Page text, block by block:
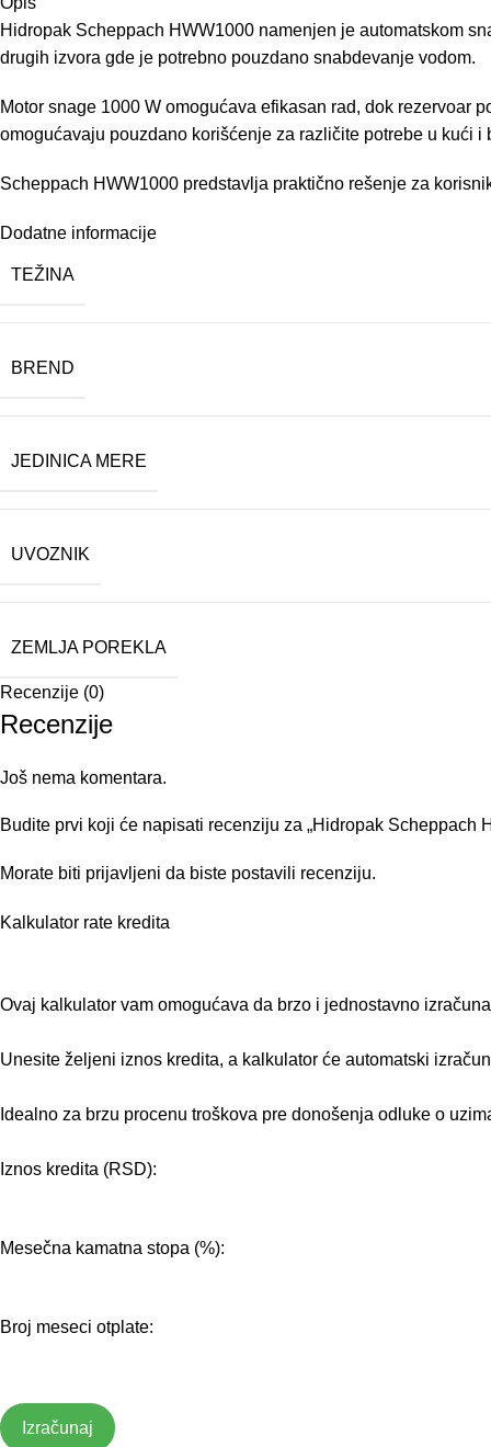
Hidropak Scheppach HWW1000 namenjen je automatskom
drugih izvora gde je potrebno pouzdano snabdevanje vodom.
Motor snage 1000 W omogućava efikasan rad, dok rezervoar
omogućavaju pouzdano korišćenje za različite potrebe u kući i
Scheppach HWW1000 predstavlja praktično rešenje za
Dodatne informacije
TEŽINA
BREND
JEDINICA MERE
UVOZNIK
ZEMLJA POREKLA
Recenzije (0)
Recenzije
Još nema komentara.
Budite prvi koji će napisati recenziju za „Hidropak Scheppach
Morate biti prijavljeni da biste postavili recenziju.
Kalkulator rate kredita
Ovaj kalkulator vam omogućava da brzo i jednostavno
Unesite željeni iznos kredita, a kalkulator će automatski
Idealno za brzu procenu troškova pre donošenja odluke o
Iznos kredita (RSD):
Mesečna kamatna stopa (%):
Broj meseci otplate:
Izračunaj